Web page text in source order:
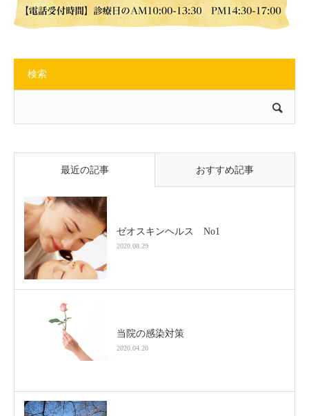
検索
最近の記事 おすすめ記事
ゼオスキンヘルス No1
2020.08.29
当院の感染対策
2020.04.20